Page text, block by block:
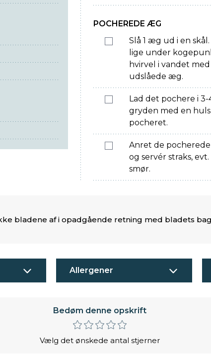
POCHEREDE ÆG
Slå 1 æg ud i en
lige under
hvirvel i vandet
udslåede æg.
Lad det pochere i
gryden med en
pocheret.
Anret de
og servér straks,
smør.
bladene af i opadgående retning med bladets
Allergener
Bedøm denne opskrift
Vælg det ønskede antal stjerner